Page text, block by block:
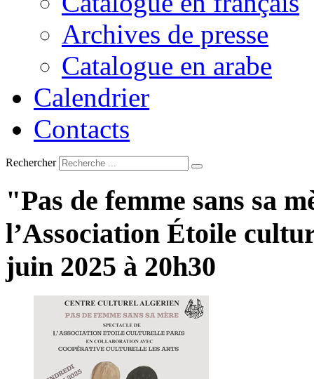
Archives de presse
Catalogue en arabe
Calendrier
Contacts
Rechercher
"Pas de femme sans sa
l’Association Étoile
juin 2025 à 20h30